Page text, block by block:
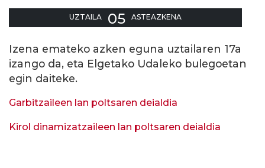
UZTAILA 05 ASTEAZKENA
Izena emateko azken eguna uztailaren 17a
izango da, eta Elgetako Udaleko bulegoetan
egin daiteke.
Garbitzaileen lan poltsaren deialdia
Kirol dinamizatzaileen lan poltsaren deialdia